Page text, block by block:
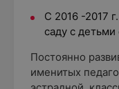
С 2016 -2017
саду с детьми
Постоянно
именитых